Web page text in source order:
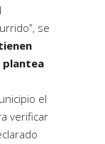
se
plantea
el
verificar